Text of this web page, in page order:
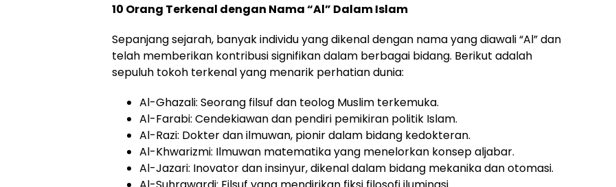
10 Orang Terkenal dengan Nama “Al” Dalam Islam
Sepanjang sejarah, banyak individu yang dikenal dengan nama yang diawali “Al” dan
telah memberikan kontribusi signifikan dalam berbagai bidang. Berikut adalah
sepuluh tokoh terkenal yang menarik perhatian dunia:
Al-Ghazali: Seorang filsuf dan teolog Muslim terkemuka.
Al-Farabi: Cendekiawan dan pendiri pemikiran politik Islam.
Al-Razi: Dokter dan ilmuwan, pionir dalam bidang kedokteran.
Al-Khwarizmi: Ilmuwan matematika yang menelorkan konsep aljabar.
Al-Jazari: Inovator dan insinyur, dikenal dalam bidang mekanika dan otomasi.